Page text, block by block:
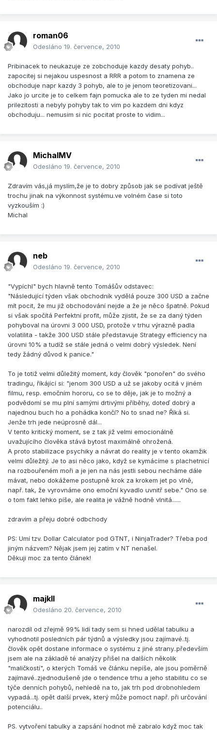
roman06
Odesláno 19. července, 2010
Pribinacek to neukazuje ze zobchoduje kazdy desaty pohyb..
zapocitej si nejakou uspesnost a RRR a potom to znamena ze
obchoduje napr kazdy 3 pohyb, ale to je jenom teoretizovani...
Jako jo urcite je to celkem fajn pomucka ale to ze tyden mi nedal
prilezitosti a nebyly pohyby tak to vim po kazdem dni kdyz
obchoduju... nemusim si nic pocitat proste to vidim...
MichalMV
Odesláno 19. července, 2010
Zdravím vás,já myslím,že je to dobry způsob jak se podívat ještě
trochu jinak na výkonnost systému.ve volném čase si toto
vyzkouším :)
Michal
neb
Odesláno 19. července, 2010
"Vypíchl" bych hlavně tento Tomášův odstavec:
"Následující týden však obchodník vydělá pouze 300 USD a začne
mít pocit, že mu již obchodování nejde a že je něco špatně. Pokud
si však spočítá Perfektní profit, může zjistit, že se za daný týden
pohyboval na úrovni 3 000 USD, protože v trhu výrazně padla
volatilita - takže 300 USD stále představuje Strategy efficiency na
úrovni 10% a tudíž se stále jedná o velmi dobrý výsledek. Není
tedy žádný důvod k panice."
To je totiž velmi důležitý moment, kdy člověk "ponořen" do svého
tradingu, říkájící si: "jenom 300 USD a už se jakoby ocitá v jiném
filmu, resp. emočním hororu, co se to děje, jak je to možný a
podvědomí se mu plní samými drtivými příběhy, doteď dobrý a
najednou buch ho a pohádka končí? No to snad ne? Říká si.
Jenže trh jede neúprosně dál...
V tento kritický moment, se z tak již velmi emocionálně
uvažujícího člověka stává bytost maximálně ohrožená.
A proto stabilizace psychiky a návrat do reality je v tento okamžik
velmi důležitý. Je to asi něco jako, když se kymácíme s plachetnicí
na rozbouřeném moři a je jen na nás jestli sebou necháme dále
mávat, nebo dokážeme postupně krok za krokem jet po vlně,
např. tak, že vyrovnáme ono emoční kyvadlo uvnitř sebe." Ono se
o tom fakt lehko píše, ale realita je vážně hodně vlnitá......
zdravím a přeju dobré odbchody
PS: Umí tzv. Dollar Calculator pod GTNT, i NinjaTrader? Třeba pod
jiným názvem? Nějak jsem jej zatím v NT nenašel.
Děkuji moc za tento článek!
majkll
Odesláno 20. července, 2010
narozdíl od zřejmě 99% lidí tady sem si hned udělal tabulku a
vyhodnotil posledních pár týdnů a výsledky jsou zajímavé..tj.
člověk opět dostane informace o systému z jiné strany..především
jsem ale na základě té analýzy přišel na dalších několik
"maličkostí", o kterých Tomáš ve článku nepíše, ale jsou poměrně
zajímavé..zjednodušeně jde o tendence trhu a jeho stabilitu co se
týče denních pohybů, nehledě na to, jak trh pod drobnohledem
vypadá...tj. opět další prvek, který může pomoct např. při určování
potenciálu..
PS. vytvoření tabulky a zapsání hodnot mě zabralo když moc tak